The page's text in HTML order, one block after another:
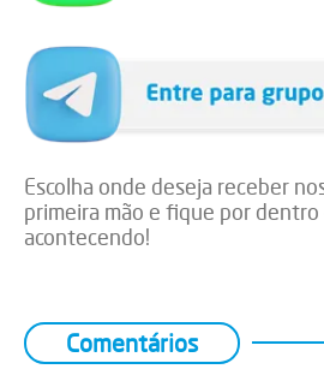
Escolha onde deseja receber
primeira mão e fique por
acontecendo!
Comentários